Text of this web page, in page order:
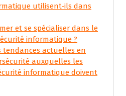
utilisent-ils dans
et se spécialiser dans le
informatique ?
tendances actuelles en
auxquelles les
informatique doivent